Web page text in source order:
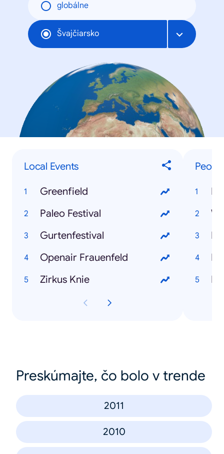
globálne
Švajčiarsko
Local Events
Greenfield
Paleo Festival
Gurtenfestival
Openair Frauenfeld
Zirkus Knie
Preskúmajte, čo bolo v trende
2011
2010